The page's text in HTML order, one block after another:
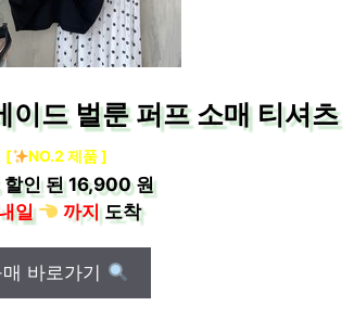
드 벌룬 퍼프 소매 티셔츠
[ NO.2 제품 ]
할인 된16,900 원
일
까지도착
바로가기